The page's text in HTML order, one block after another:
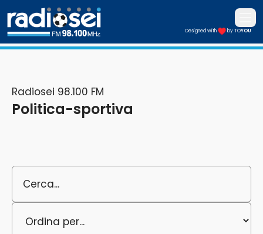
Radiosei 98.100 FM
Apri
Designed with by TOYOU
Politica-sportiva
Radiosei 98.100 FM